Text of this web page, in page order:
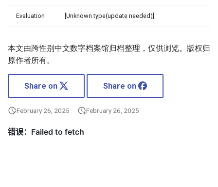
Evaluation [Unknown type(update needed)]
本文由跨性别中文数字档案馆归档整理，仅供浏览。版权归
原作者所有。
Share on Share on
February 26, 2025 February 26, 2025